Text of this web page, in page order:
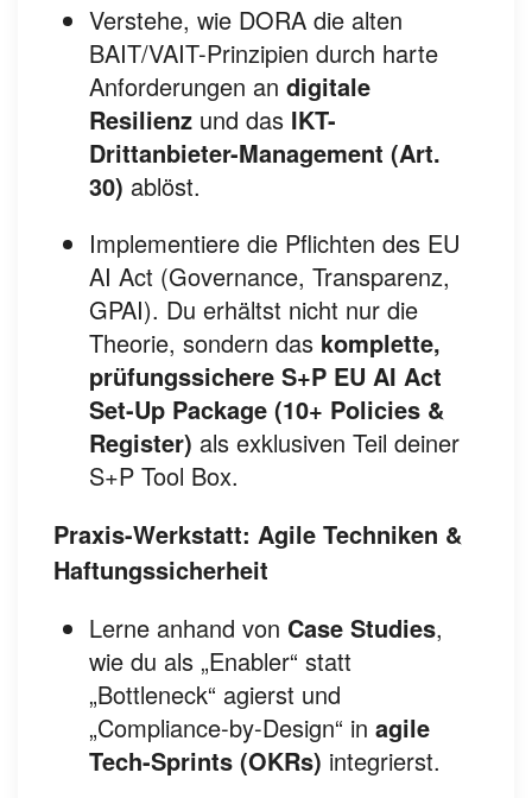
Verstehe, wie DORA die alten
BAIT/VAIT-Prinzipien durch harte
Anforderungen an digitale
Resilienz und das IKT-
Drittanbieter-Management (Art.
30) ablöst.
Implementiere die Pflichten des EU
AI Act (Governance, Transparenz,
GPAI). Du erhältst nicht nur die
Theorie, sondern das komplette,
prüfungssichere S+P EU AI Act
Set-Up Package (10+ Policies &
Register) als exklusiven Teil deiner
S+P Tool Box.
Praxis-Werkstatt: Agile Techniken &
Haftungssicherheit
Lerne anhand von Case Studies,
wie du als „Enabler“ statt
„Bottleneck“ agierst und
„Compliance-by-Design“ in agile
Tech-Sprints (OKRs) integrierst.